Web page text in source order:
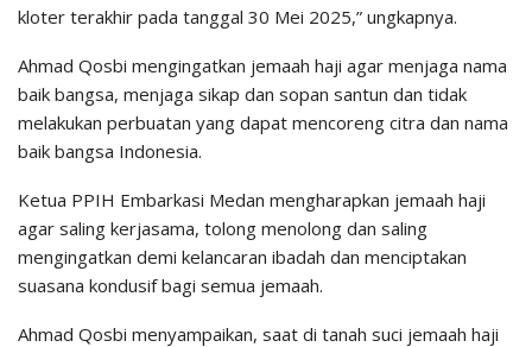
kloter terakhir pada tanggal 30 Mei 2025,” ungkapnya.
Ahmad Qosbi mengingatkan jemaah haji agar menjaga nama
baik bangsa, menjaga sikap dan sopan santun dan tidak
melakukan perbuatan yang dapat mencoreng citra dan nama
baik bangsa Indonesia.
Ketua PPIH Embarkasi Medan mengharapkan jemaah haji
agar saling kerjasama, tolong menolong dan saling
mengingatkan demi kelancaran ibadah dan menciptakan
suasana kondusif bagi semua jemaah.
Ahmad Qosbi menyampaikan, saat di tanah suci jemaah haji